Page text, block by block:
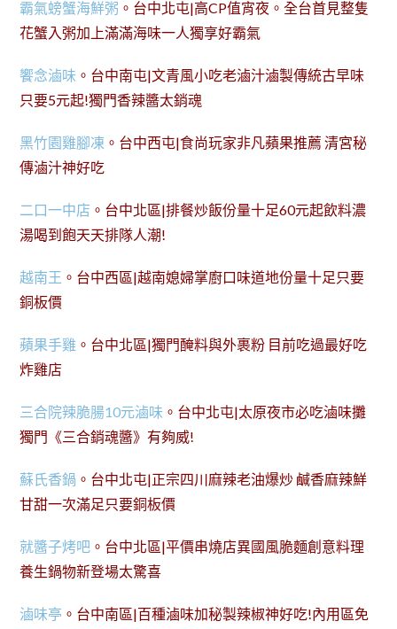
霸氣螃蟹海鮮粥 。台中北屯|高CP值宵夜。全台首見整隻
花蟹入粥加上滿滿海味一人獨享好霸氣
饗念滷味 。台中南屯|文青風小吃老滷汁滷製傳統古早味
只要5元起!獨門香辣醬太銷魂
黑竹園雞腳凍 。台中西屯|食尚玩家非凡蘋果推薦 清宮秘
傳滷汁神好吃
二口一中店 。台中北區|排餐炒飯份量十足60元起飲料濃
湯喝到飽天天排隊人潮!
越南王 。台中西區|越南媳婦掌廚口味道地份量十足只要
銅板價
蘋果手雞 。台中北區|獨門醃料與外裹粉 目前吃過最好吃
炸雞店
三合院辣脆腸10元滷味 。台中北屯|太原夜市必吃滷味攤
獨門《三合銷魂醬》有夠威!
蘇氏香鍋 。台中北屯|正宗四川麻辣老油爆炒 鹹香麻辣鮮
甘甜一次滿足只要銅板價
就醬子烤吧 。台中北區|平價串燒店異國風脆麵創意料理
養生鍋物新登場太驚喜
滷味亭 。台中南區|百種滷味加秘製辣椒神好吃!內用區免